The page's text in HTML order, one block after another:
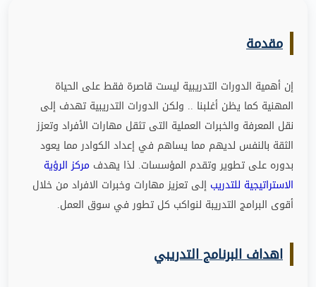
مقدمة
إن أهمية الدورات التدريبية ليست قاصرة فقط على الحياة
المهنية كما يظن أغلبنا .. ولكن الدورات التدريبية تهدف إلى
نقل المعرفة والخبرات العملية التى تثقل مهارات الأفراد وتعزز
الثقة بالنفس لديهم مما يساهم في إعداد الكوادر مما يعود
بدوره على تطوير وتقدم المؤسسات. لذا يهدف مركز الرؤية
الاستراتيجية للتدريب إلى تعزيز مهارات وخبرات الافراد من خلال
أقوى البرامج التدريبة لنواكب كل تطور في سوق العمل.
اهداف البرنامج التدريبي